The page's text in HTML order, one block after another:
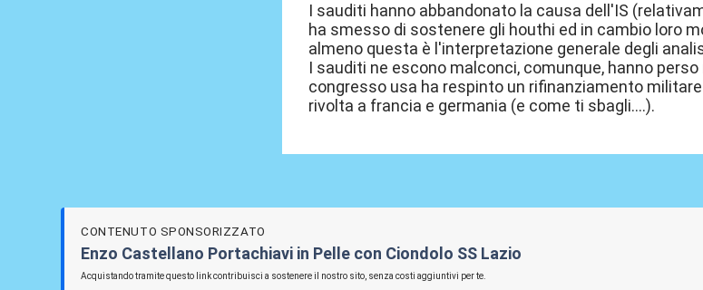
I sauditi hanno abbandonato la causa dell'IS
ha smesso di sostenere gli houthi ed in cambio loro
almeno questa è l'interpretazione generale degli
I sauditi ne escono malconci, comunque, hanno
congresso usa ha respinto un rifinanziamento
rivolta a francia e germania (e come ti sbagli....).
CONTENUTO SPONSORIZZATO
Enzo Castellano Portachiavi in Pelle con Ciondolo SS Lazio
Acquistando tramite questo link contribuisci a sostenere il nostro sito, senza costi aggiuntivi per te.